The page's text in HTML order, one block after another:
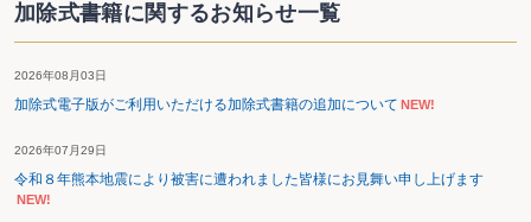
加除式書籍に関するお知らせ一覧
2026年08月03日
加除式電子版がご利用いただける加除式書籍の追加について NEW!
2026年07月29日
令和８年熊本地震により被害に遭われました皆様にお見舞い申し上げます
NEW!